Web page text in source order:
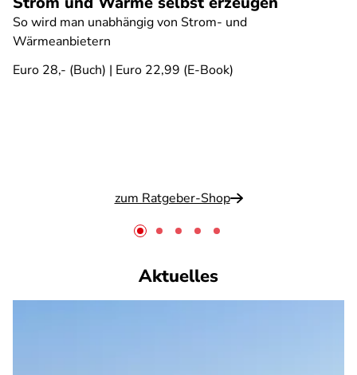
So wird man unabhängig von Strom- und
Wärmeanbietern
Euro 28,- (Buch) | Euro 22,99 (E-Book)
zum Ratgeber-Shop
Aktuelles